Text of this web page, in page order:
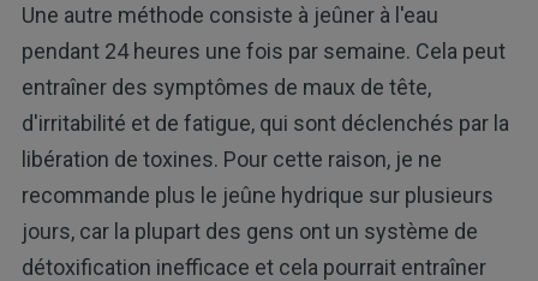
Une autre méthode consiste à jeûner à l'eau
pendant 24 heures une fois par semaine. Cela peut
entraîner des symptômes de maux de tête,
d'irritabilité et de fatigue, qui sont déclenchés par la
libération de toxines. Pour cette raison, je ne
recommande plus le jeûne hydrique sur plusieurs
jours, car la plupart des gens ont un système de
détoxification inefficace et cela pourrait entraîner